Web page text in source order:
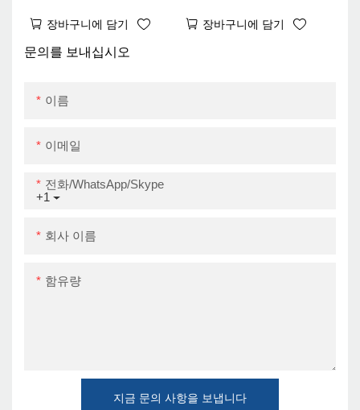
프린터 슈퍼마켓 레스토
랑 USB+LAN
장바구니에 담기
함 된 고해상도 프린터 열
장바구니에 담기
문의를 보내십시오
이름
이메일
+1
전화/WhatsApp/Skype
회사 이름
함유량
지금 문의 사항을 보냅니다